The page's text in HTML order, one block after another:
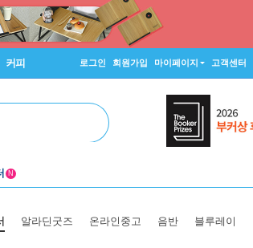
커피 로그인 회원가입 마이페이지 고객센터
N
알라딘굿즈 온라인중고 음반 블루레이